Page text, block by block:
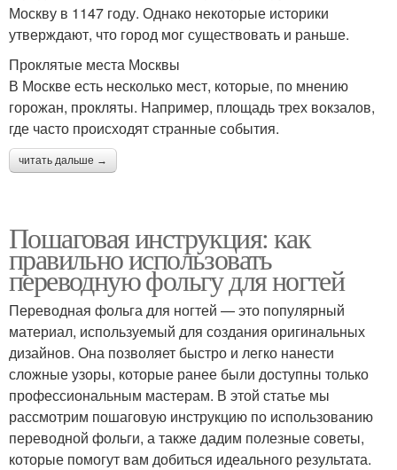
Москву в 1147 году. Однако некоторые историки
утверждают, что город мог существовать и раньше.
Проклятые места Москвы
В Москве есть несколько мест, которые, по мнению
горожан, прокляты. Например, площадь трех вокзалов,
где часто происходят странные события.
читать дальше →
Пошаговая инструкция: как
правильно использовать
переводную фольгу для ногтей
Переводная фольга для ногтей — это популярный
материал, используемый для создания оригинальных
дизайнов. Она позволяет быстро и легко нанести
сложные узоры, которые ранее были доступны только
профессиональным мастерам. В этой статье мы
рассмотрим пошаговую инструкцию по использованию
переводной фольги, а также дадим полезные советы,
которые помогут вам добиться идеального результата.